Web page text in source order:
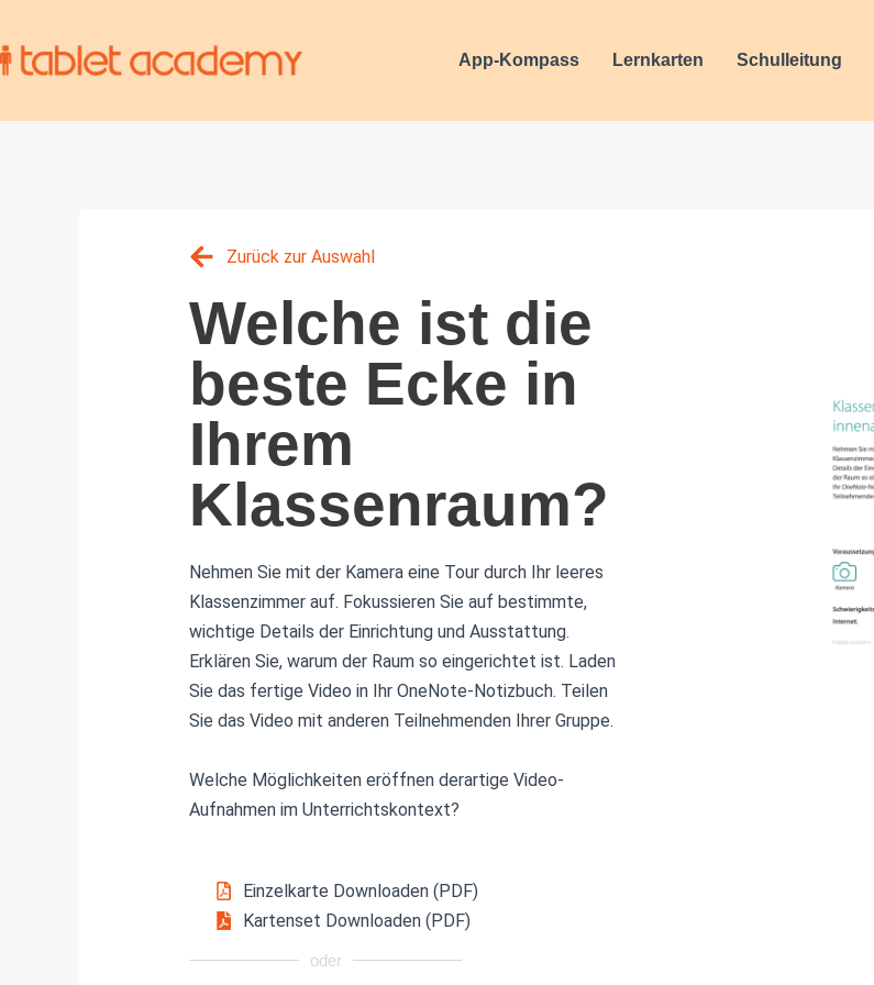
App-Kompass Lernkarten Schulleitung
Zurück zur Auswahl
Welche ist die
beste Ecke in
Ihrem
Klassenraum?
Nehmen Sie mit der Kamera eine Tour durch Ihr leeres
Klassenzimmer auf. Fokussieren Sie auf bestimmte,
wichtige Details der Einrichtung und Ausstattung.
Erklären Sie, warum der Raum so eingerichtet ist. Laden
Sie das fertige Video in Ihr OneNote-Notizbuch. Teilen
Sie das Video mit anderen Teilnehmenden Ihrer Gruppe.
Welche Möglichkeiten eröffnen derartige Video-
Aufnahmen im Unterrichtskontext?
Einzelkarte Downloaden (PDF)
Kartenset Downloaden (PDF)
oder